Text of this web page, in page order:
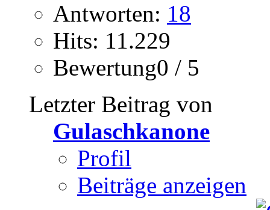
Antworten: 18
Hits: 11.229
Bewertung0 / 5
Letzter Beitrag von
Gulaschkanone
Profil
Beiträge anzeigen